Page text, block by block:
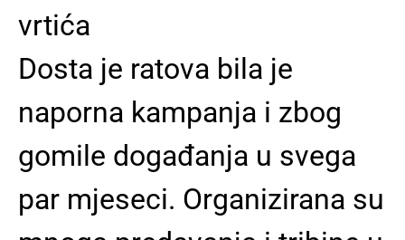
vrtića
Dosta je ratova bila je
naporna kampanja i zbog
gomile događanja u svega
par mjeseci. Organizirana su